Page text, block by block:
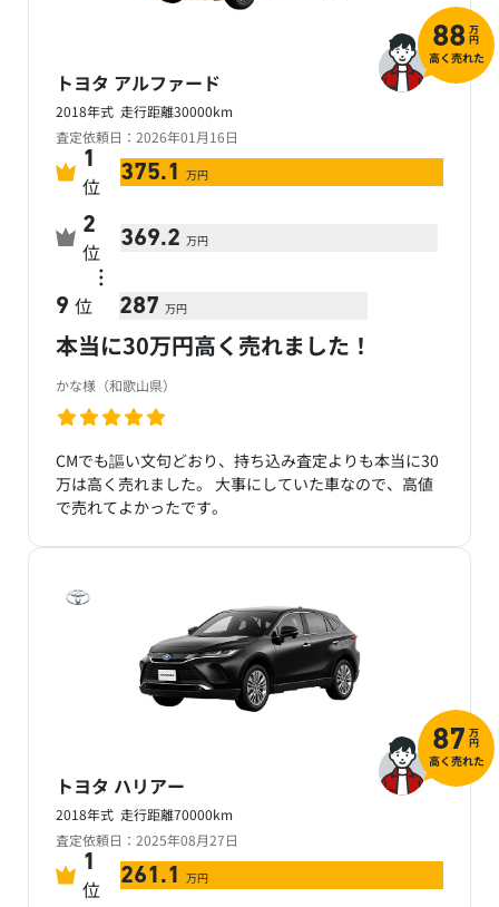
トヨタ アルファード
2018年式 走行距離30000km
査定依頼日：2026年01月16日
本当に30万円高く売れました！
かな様（和歌山県）
CMでも謳い文句どおり、持ち込み査定よりも本当に30
万は高く売れました。 大事にしていた車なので、高値
で売れてよかったです。
88 万
円
高く売れた
1
位 375.1 万円
2
位 369.2 万円
…
9 位 287 万円
トヨタ ハリアー
2018年式 走行距離70000km
査定依頼日：2025年08月27日
87 万
円
高く売れた
1
位 261.1 万円